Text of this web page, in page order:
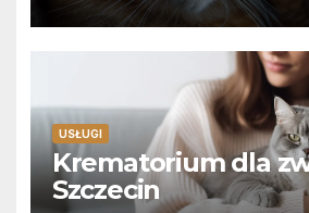
USŁUGI
Krematorium dla
Szczecin